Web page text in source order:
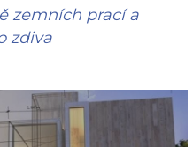
zemních prací a
zdiva